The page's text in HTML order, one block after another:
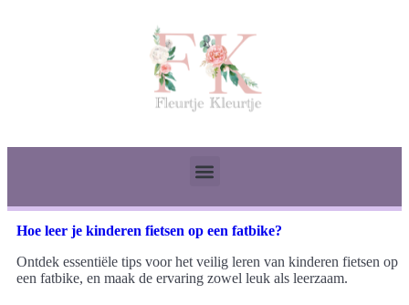
Hoe leer je kinderen fietsen op een fatbike?
Ontdek essentiële tips voor het veilig leren van kinderen fietsen op
een fatbike, en maak de ervaring zowel leuk als leerzaam.